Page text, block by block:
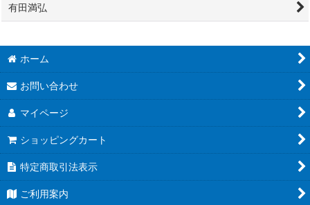
有田満弘
ホーム
お問い合わせ
マイページ
ショッピングカート
特定商取引法表示
ご利用案内